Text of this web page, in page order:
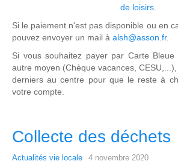
de loisirs
Si le paiement n'est pas disponible ou en
pouvez envoyer un mail à alsh@asson.fr.
Si vous souhaitez payer par Carte
autre moyen (Chèque vacances,
derniers au centre pour que le reste à
votre compte.
Collecte des déchets
Actualités vie locale 4 novembre 2020